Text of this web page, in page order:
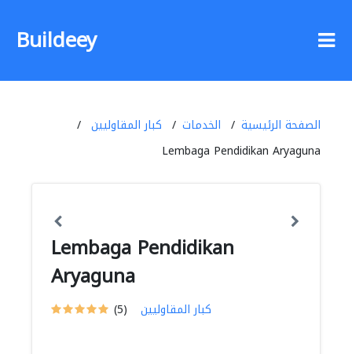
Buildeey
الصفحة الرئيسية الخدمات
كبار المقاوليين
Lembaga Pendidikan Aryaguna
Lembaga Pendidikan
Aryaguna
(5) كبار المقاوليين